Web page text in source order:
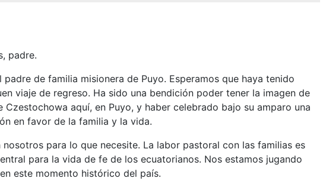
padre.
padre de familia misionera de Puyo. Esperamos que haya tenido
viaje de regreso. Ha sido una bendición poder tener la imagen de
Czestochowa aquí, en Puyo, y haber celebrado bajo su amparo una
en favor de la familia y la vida.
nosotros para lo que necesite. La labor pastoral con las familias es
para la vida de fe de los ecuatorianos. Nos estamos jugando
este momento histórico del país.